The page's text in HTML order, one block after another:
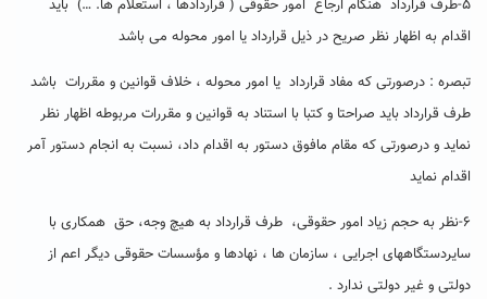
۵-طرف قرارداد هنگام ارجاع امور حقوقی ( قراردادها ، استعلام ها. …) باید
اقدام به اظهار نظر صریح در ذیل قرارداد یا امور محوله می باشد
تبصره : درصورتی که مفاد قرارداد یا امور محوله ، خلاف قوانین و مقررات باشد
طرف قرارداد باید صراحتا و کتبا با استناد به قوانین و مقررات مربوطه اظهار نظر
نماید و درصورتی که مقام مافوق دستور به اقدام داد، نسبت به انجام دستور آمر
اقدام نماید
۶-نظر به حجم زیاد امور حقوقی، طرف قرارداد به هیچ وجه، حق همکاری با
سایردستگاههای اجرایی ، سازمان ها ، نهادها و مؤسسات حقوقی دیگر اعم از
دولتی و غیر دولتی ندارد .